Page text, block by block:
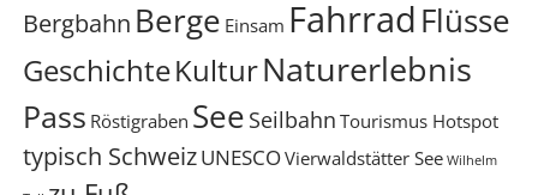
Bergbahn Berge Einsam FahrradFlüsse
GeschichteKulturNaturerlebnis
Pass Röstigraben See Seilbahn Tourismus Hotspot
typisch SchweizUNESCOVierwaldstätter See Wilhelm